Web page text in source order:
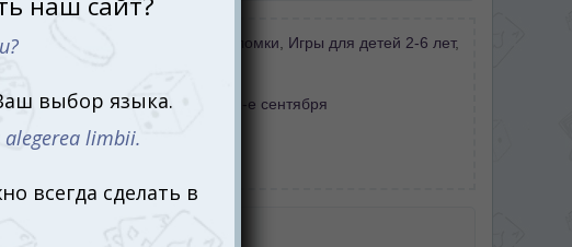
Тип игры: Игры-головоломки Игры для детей 2-6 лет,
В подарок:День защиты детей
1-е сентября
Кому:Ребенку